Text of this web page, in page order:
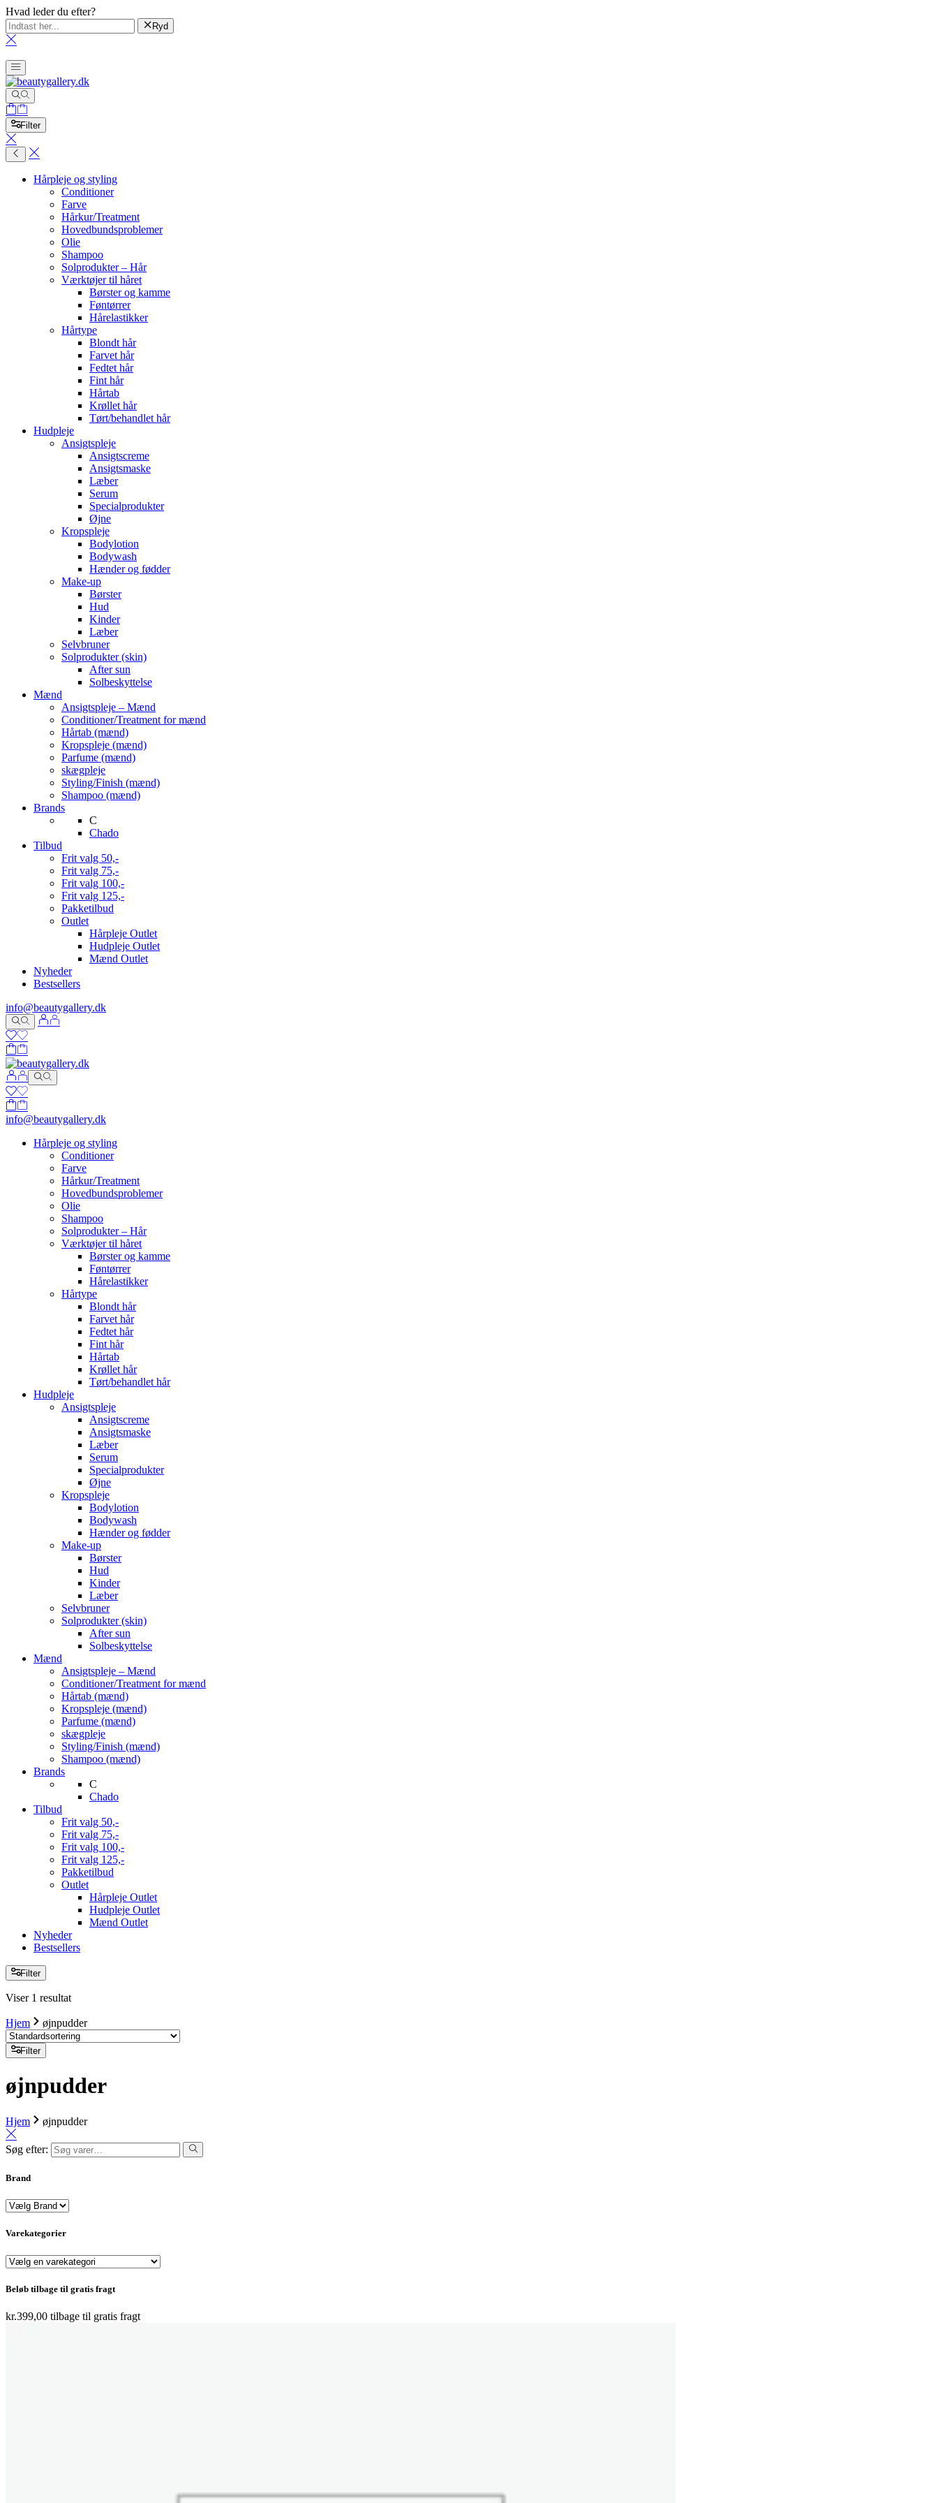
Hvad leder du efter?
Ryd
Filter
Hårpleje og styling
Conditioner
Farve
Hårkur/Treatment
Hovedbundsproblemer
Olie
Shampoo
Solprodukter – Hår
Værktøjer til håret
Børster og kamme
Føntørrer
Hårelastikker
Hårtype
Blondt hår
Farvet hår
Fedtet hår
Fint hår
Hårtab
Krøllet hår
Tørt/behandlet hår
Hudpleje
Ansigtspleje
Ansigtscreme
Ansigtsmaske
Læber
Serum
Specialprodukter
Øjne
Kropspleje
Bodylotion
Bodywash
Hænder og fødder
Make-up
Børster
Hud
Kinder
Læber
Selvbruner
Solprodukter (skin)
After sun
Solbeskyttelse
Mænd
Ansigtspleje – Mænd
Conditioner/Treatment for mænd
Hårtab (mænd)
Kropspleje (mænd)
Parfume (mænd)
skægpleje
Styling/Finish (mænd)
Shampoo (mænd)
Brands
C
Chado
Tilbud
Frit valg 50,-
Frit valg 75,-
Frit valg 100,-
Frit valg 125,-
Pakketilbud
Outlet
Hårpleje Outlet
Hudpleje Outlet
Mænd Outlet
Nyheder
Bestsellers
info@beautygallery.dk
info@beautygallery.dk
Hårpleje og styling
Conditioner
Farve
Hårkur/Treatment
Hovedbundsproblemer
Olie
Shampoo
Solprodukter – Hår
Værktøjer til håret
Børster og kamme
Føntørrer
Hårelastikker
Hårtype
Blondt hår
Farvet hår
Fedtet hår
Fint hår
Hårtab
Krøllet hår
Tørt/behandlet hår
Hudpleje
Ansigtspleje
Ansigtscreme
Ansigtsmaske
Læber
Serum
Specialprodukter
Øjne
Kropspleje
Bodylotion
Bodywash
Hænder og fødder
Make-up
Børster
Hud
Kinder
Læber
Selvbruner
Solprodukter (skin)
After sun
Solbeskyttelse
Mænd
Ansigtspleje – Mænd
Conditioner/Treatment for mænd
Hårtab (mænd)
Kropspleje (mænd)
Parfume (mænd)
skægpleje
Styling/Finish (mænd)
Shampoo (mænd)
Brands
C
Chado
Tilbud
Frit valg 50,-
Frit valg 75,-
Frit valg 100,-
Frit valg 125,-
Pakketilbud
Outlet
Hårpleje Outlet
Hudpleje Outlet
Mænd Outlet
Nyheder
Bestsellers
Filter
Viser 1 resultat
Hjem øjnpudder
Filter
øjnpudder
Hjem øjnpudder
Søg efter:
Brand
Varekategorier
Beløb tilbage til gratis fragt
kr.399,00 tilbage til gratis fragt